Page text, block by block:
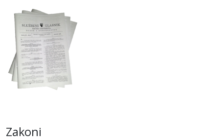
Zakoni